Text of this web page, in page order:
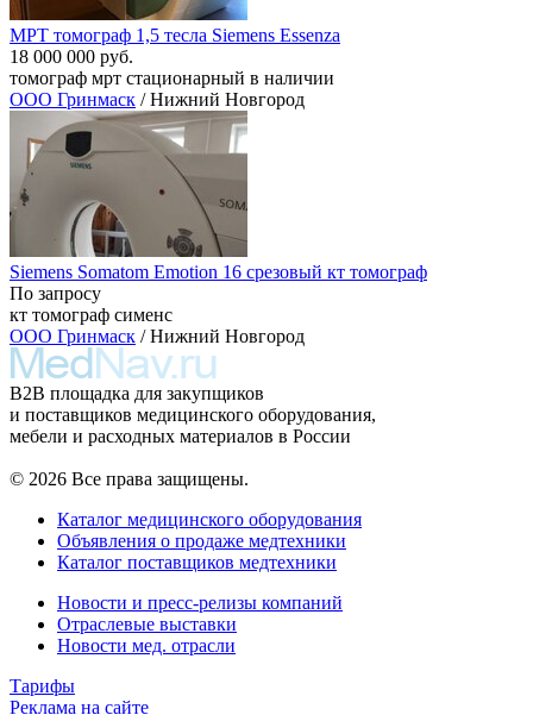
МРТ томограф 1,5 тесла Siemens Essenza
18 000 000 руб.
томограф мрт стационарный в наличии
ООО Гринмаск / Нижний Новгород
Siemens Somatom Emotion 16 срезовый кт томограф
По запросу
кт томограф сименс
ООО Гринмаск / Нижний Новгород
B2B площадка для закупщиков
и поставщиков медицинского оборудования,
мебели и расходных материалов в России
© 2026 Все права защищены.
Каталог медицинского оборудования
Объявления о продаже медтехники
Каталог поставщиков медтехники
Новости и пресс-релизы компаний
Отраслевые выставки
Новости мед. отрасли
Тарифы
Реклама на сайте